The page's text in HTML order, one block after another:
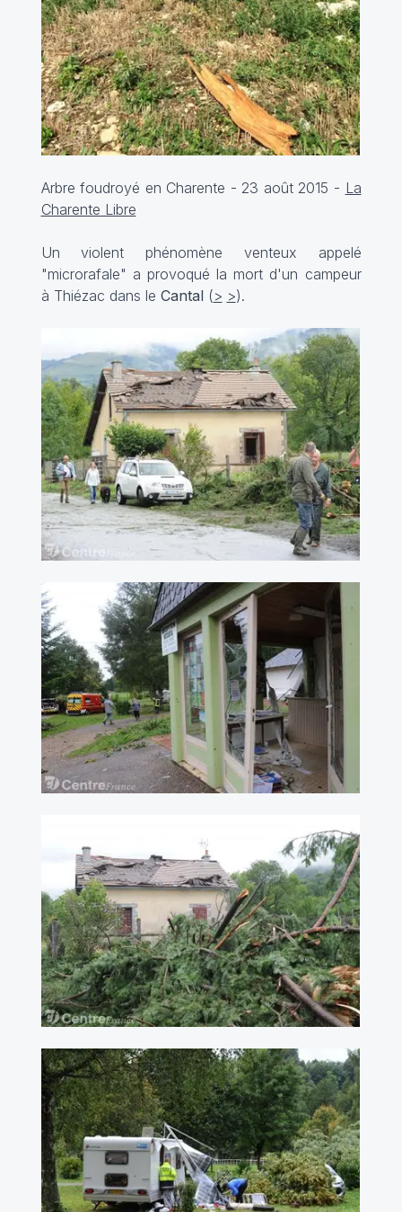
Arbre foudroyé en Charente - 23 août 2015 - La
Charente Libre
Un violent phénomène venteux appelé
"microrafale" a provoqué la mort d'un campeur
à Thiézac dans le Cantal(> >).